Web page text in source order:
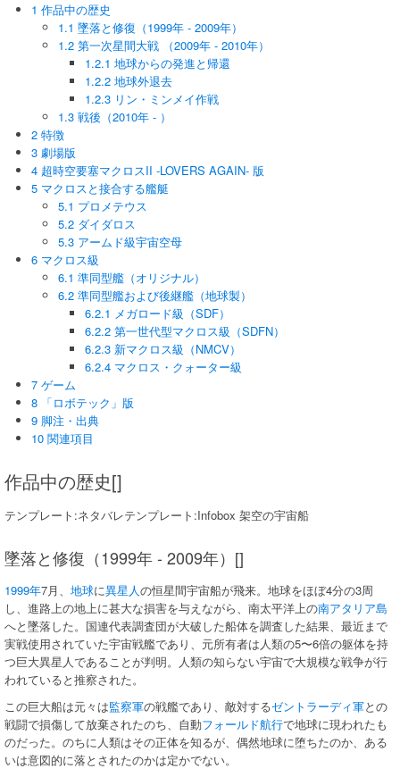
1 作品中の歴史
1.1 墜落と修復（1999年 - 2009年）
1.2 第一次星間大戦 （2009年 - 2010年）
1.2.1 地球からの発進と帰還
1.2.2 地球外退去
1.2.3 リン・ミンメイ作戦
1.3 戦後（2010年 - ）
2 特徴
3 劇場版
4 超時空要塞マクロスII -LOVERS AGAIN- 版
5 マクロスと接合する艦艇
5.1 プロメテウス
5.2 ダイダロス
5.3 アームド級宇宙空母
6 マクロス級
6.1 準同型艦（オリジナル）
6.2 準同型艦および後継艦（地球製）
6.2.1 メガロード級（SDF）
6.2.2 第一世代型マクロス級（SDFN）
6.2.3 新マクロス級（NMCV）
6.2.4 マクロス・クォーター級
7 ゲーム
8 「ロボテック」版
9 脚注・出典
10 関連項目
作品中の歴史[]
テンプレート:ネタバレテンプレート:Infobox 架空の宇宙船
墜落と修復（1999年 - 2009年）[]
1999年7月、 地球に異星人の恒星間宇宙船が飛来。地球をほぼ4分の3周
し、進路上の地上に甚大な損害を与えながら、南太平洋上の南アタリア島
へと墜落した。国連代表調査団が大破した船体を調査した結果、最近まで
実戦使用されていた宇宙戦艦であり、元所有者は人類の5〜6倍の躯体を持
つ巨大異星人であることが判明。人類の知らない宇宙で大規模な戦争が行
われていると推察された。
この巨大船は元々は監察軍の戦艦であり、敵対するゼントラーディ軍との
戦闘で損傷して放棄されたのち、自動フォールド航行で地球に現われたも
のだった。のちに人類はその正体を知るが、偶然地球に堕ちたのか、ある
いは意図的に落とされたのかは定かでない。